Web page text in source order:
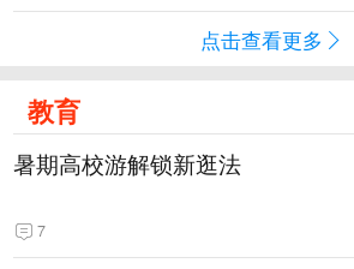
点击查看更多
教育
暑期高校游解锁新逛法
7